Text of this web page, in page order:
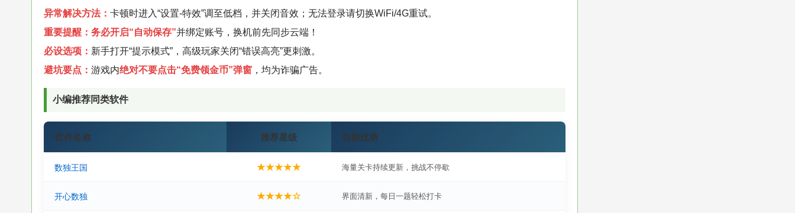
异常解决方法： 卡顿时进入“设置-特效”调至低档，并关闭音效；无法登录请切换WiFi/4G重试。
重要提醒： 务必开启“自动保存”并绑定账号，换机前先同步云端！
必设选项： 新手打开“提示模式”，高级玩家关闭“错误高亮”更刺激。
避坑要点： 游戏内绝对不要点击“免费领金币”弹窗 ，均为诈骗广告。
小编推荐同类软件
软件名称 推荐星级 功能优势
数独王国 ★★★★★ 海量关卡持续更新，挑战不停歇
开心数独 ★★★★☆ 界面清新，每日一题轻松打卡